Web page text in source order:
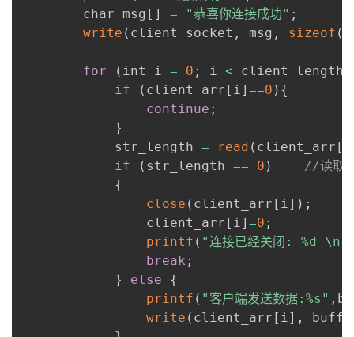
        char msg
[ ] = "恭喜你连接成功" ;
write ( client_socket , msg , sizeof (
for ( int i = 0 ; i < client_length
if
( client_arr [ i] ==0 ) {
continue ;
}
            str_length
= read ( client_arr [
if
( str_length == 0 )
//读取
{
close ( client_arr [ i] ) ;
                client_arr
[ i] =0 ;
printf ( "连接已经关闭: %d \n"
break ;
}
else
{
printf ( "客户端发送数据:%s" ,
write ( client_arr [ i] ,